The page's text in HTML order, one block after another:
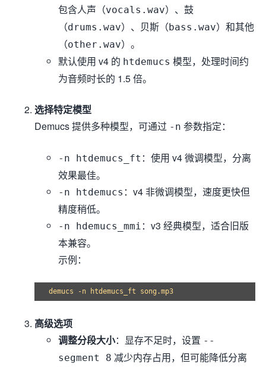
包含人声（vocals.wav）、鼓
（drums.wav）、贝斯（bass.wav）和其他
（other.wav）。
默认使用 v4 的 htdemucs 模型，处理时间约
为音频时长的 1.5 倍。
选择特定模型
Demucs 提供多种模型，可通过 -n 参数指定：
-n htdemucs_ft ：使用 v4 微调模型，分离
效果最佳。
-n htdemucs ：v4 非微调模型，速度更快但
精度稍低。
-n hdemucs_mmi ：v3 经典模型，适合旧版
本兼容。
示例：
高级选项
调整分段大小：显存不足时，设置 --
segment 8 减少内存占用，但可能降低分离